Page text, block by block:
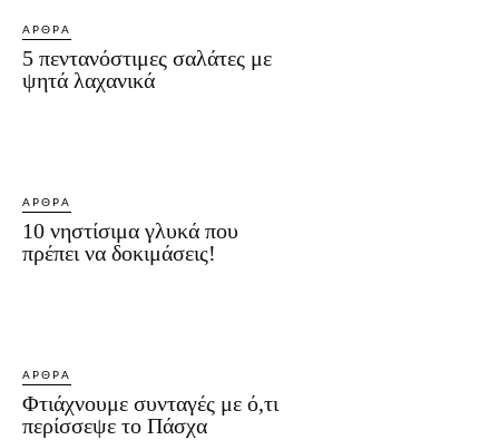
ΆΡΘΡΑ
5 πεντανόστιμες σαλάτες με
ψητά λαχανικά
ΆΡΘΡΑ
10 νηστίσιμα γλυκά που
πρέπει να δοκιμάσεις!
ΆΡΘΡΑ
Φτιάχνουμε συνταγές με ό,τι
περίσσεψε το Πάσχα